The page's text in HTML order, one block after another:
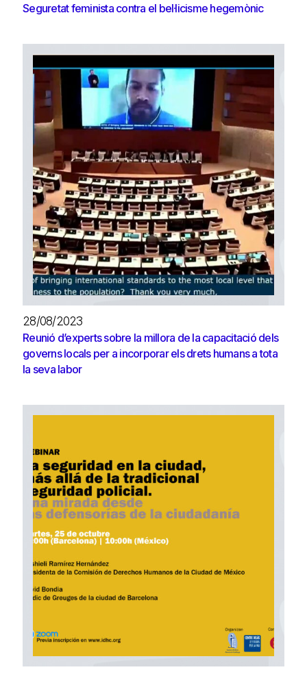
Seguretat feminista contra el bel·licisme hegemònic
28/08/2023
Reunió d’experts sobre la millora de la capacitació dels
governs locals per a incorporar els drets humans a tota
la seva labor